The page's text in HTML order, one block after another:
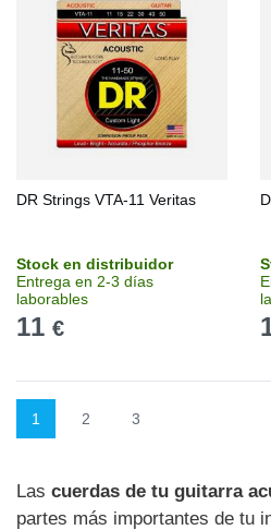
DR Strings VTA-11 Veritas
Stock en distribuidor
Entrega en 2-3 días
laborables
11 €
1 2 3
Las cuerdas de tu guitarra
partes más importantes de tu